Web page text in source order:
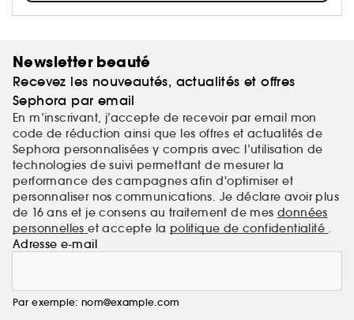
Newsletter beauté
Recevez les nouveautés, actualités et offres
Sephora par email
En m’inscrivant, j’accepte de recevoir par email mon
code de réduction ainsi que les offres et actualités de
Sephora personnalisées y compris avec l’utilisation de
technologies de suivi permettant de mesurer la
performance des campagnes afin d'optimiser et
personnaliser nos communications. Je déclare avoir plus
de 16 ans et je consens au traitement de mes données
personnelleset accepte la politique de confidentialité .
Adresse e-mail
Par exemple: nom@example.com